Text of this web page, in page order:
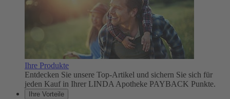
Ihre Produkte
Entdecken Sie unsere Top-Artikel und sichern Sie sich für
jeden Kauf in Ihrer LINDA Apotheke PAYBACK Punkte.
Ihre Vorteile